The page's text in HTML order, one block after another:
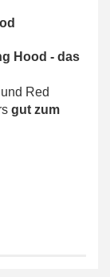
Hood - das
und Red
gut zum